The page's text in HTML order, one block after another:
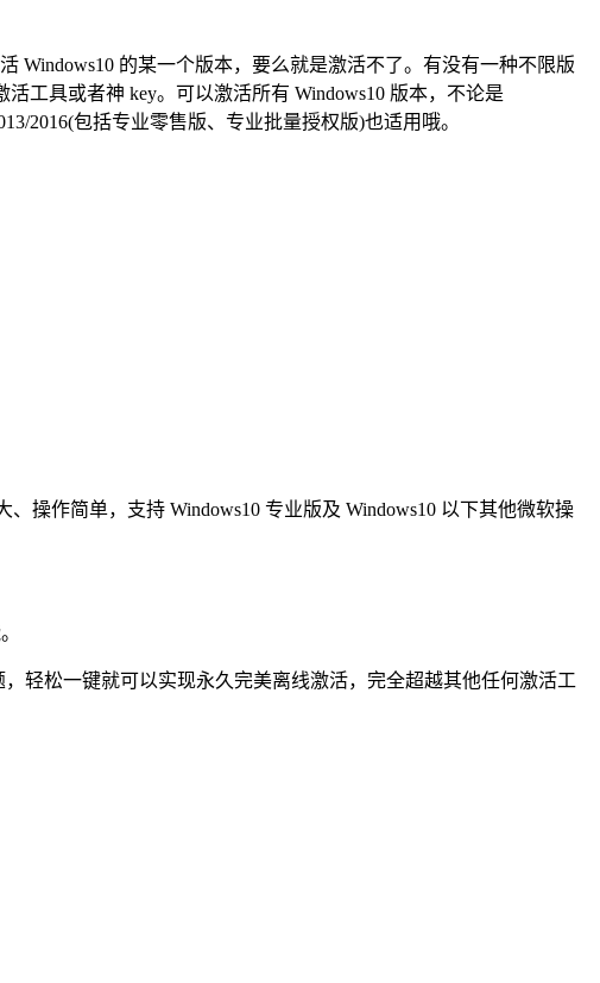
Windows10 的某一个版本，要么就是激活不了。有没有一种不限版
工具或者神 key。可以激活所有 Windows10 版本，不论是
2016(包括专业零售版、专业批量授权版)也适用哦。
操作简单，支持 Windows10 专业版及 Windows10 以下其他微软操
轻松一键就可以实现永久完美离线激活，完全超越其他任何激活工